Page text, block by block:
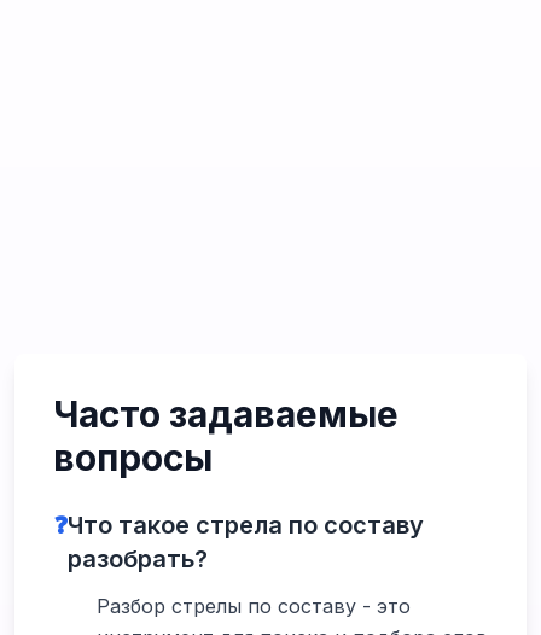
Часто задаваемые
вопросы
❓Что такое стрела по составу
разобрать?
Разбор стрелы по составу - это